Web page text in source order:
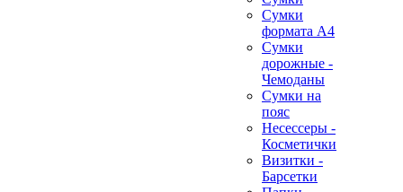
Сумки
формата А4
Сумки
дорожные -
Чемоданы
Сумки на
пояс
Несессеры -
Косметички
Визитки -
Барсетки